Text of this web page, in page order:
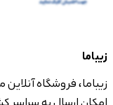
زیباما
زیباما، فروشگاه